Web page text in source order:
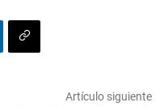
Artículo siguiente